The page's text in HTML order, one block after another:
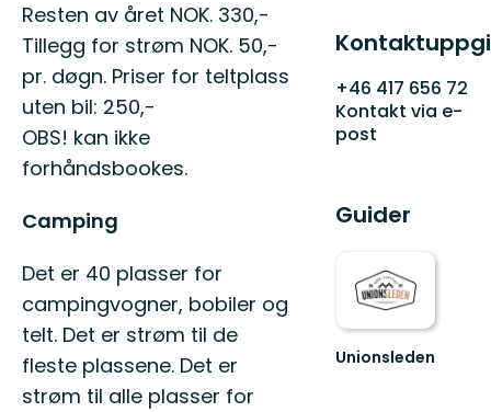
Resten av året NOK. 330,-
Tillegg for strøm NOK. 50,-
pr. døgn. Priser for teltplass
uten bil: 250,-
OBS! kan ikke
forhåndsbookes.
Camping
Det er 40 plasser for
campingvogner, bobiler og
telt. Det er strøm til de
fleste plassene. Det er
strøm til alle plasser for
+46 417 656 72
Kontakt via e-
post
Guider
Unionsleden